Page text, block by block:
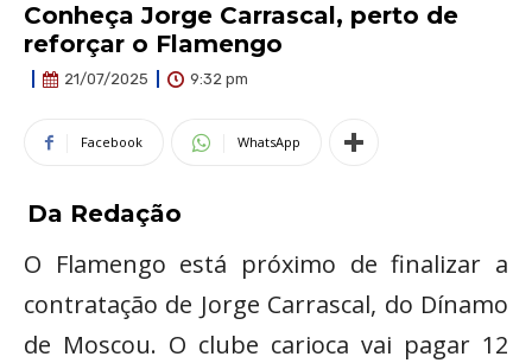
Conheça Jorge Carrascal, perto de
reforçar o Flamengo
21/07/2025 9:32 pm
Facebook WhatsApp
Da Redação
O Flamengo está próximo de finalizar a
contratação de Jorge Carrascal, do Dínamo
de Moscou. O clube carioca vai pagar 12